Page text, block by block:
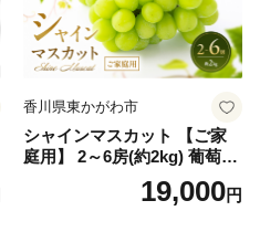
香川県東かがわ市
シャインマスカット 【ご家
庭用】 2～6房(約2kg) 葡萄 ぶ
どう ブドウ フルーツ 果物 く
だもの 果実 旬の果物 旬のフ
19,000円